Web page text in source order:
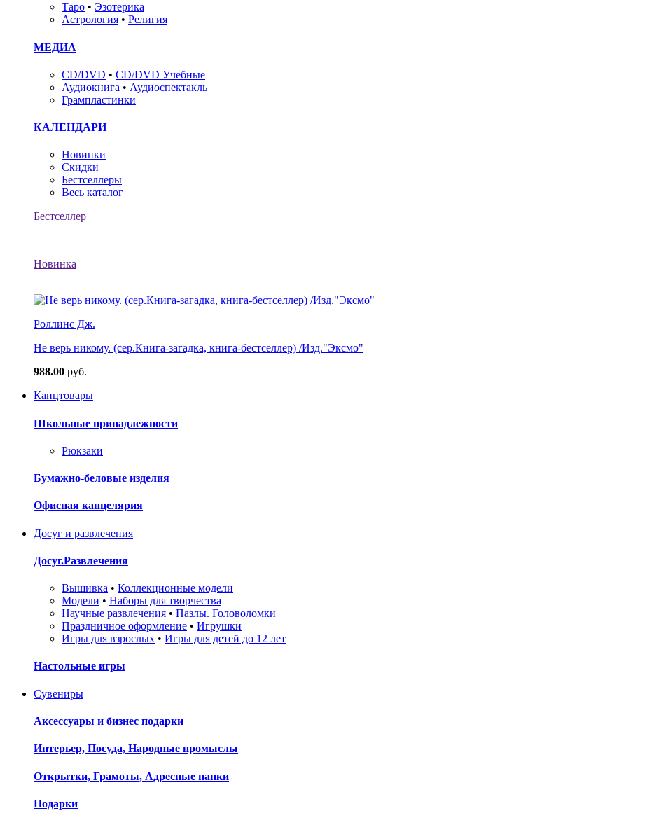
Таро • Эзотерика
Астрология • Религия
МЕДИА
CD/DVD • CD/DVD Учебные
Аудиокнига • Аудиоспектакль
Грампластинки
КАЛЕНДАРИ
Новинки
Скидки
Бестселлеры
Весь каталог
Бестселлер
Новинка
Роллинс Дж.
Не верь никому. (сер.Книга-загадка, книга-бестселлер) /Изд."Эксмо"
988.00 руб.
Канцтовары
Школьные принадлежности
Рюкзаки
Бумажно-беловые изделия
Офисная канцелярия
Досуг и развлечения
Досуг.Развлечения
Вышивка • Коллекционные модели
Модели • Наборы для творчества
Научные развлечения • Пазлы. Головоломки
Праздничное оформление • Игрушки
Игры для взрослых • Игры для детей до 12 лет
Настольные игры
Сувениры
Аксессуары и бизнес подарки
Интерьер, Посуда, Народные промыслы
Открытки, Грамоты, Адресные папки
Подарки